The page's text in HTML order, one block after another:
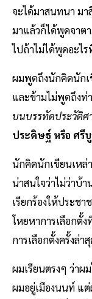
จะได้มาสนทนา ม
มาแล้วก็ได้พูดจาต
ไปถ้าไม่ได้พูดอะไ
ผมพูดถึงนักคิดนักเ
และข้ามไม่พูดถึงท่
บนบรรทัดประวัติศ
ประดิษฐ์ หรือ ศรี
นักคิดนักเขียนเหล่
น่าสนใจว่าไม่ว่าบ้า
เรียกร้องให้ประช
โหยหาการเลือกตั้
การเลือกตั้งครั้งล่
ผมเรียนตรงๆ ว่าผ
ผมอยู่เมืองนนท์ แต่